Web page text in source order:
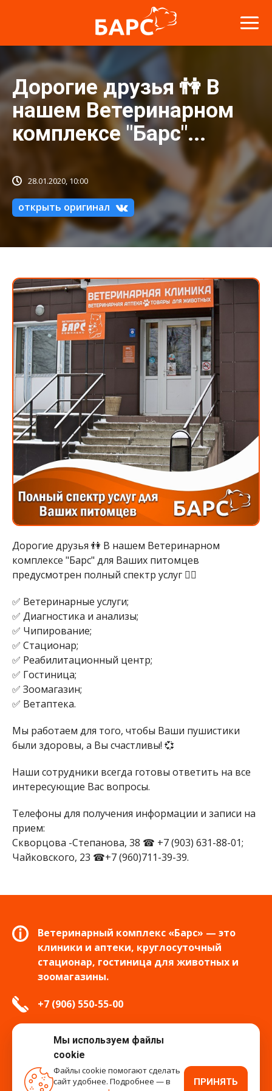
Дорогие друзья 👫 В
нашем Ветеринарном
комплексе "Барс"...
28.01.2020, 10:00
открыть оригинал
Дорогие друзья 👫 В нашем Ветеринарном
комплексе "Барс" для Ваших питомцев
предусмотрен полный спектр услуг 👍🏻
✅ Ветеринарные услуги;
✅ Диагностика и анализы;
✅ Чипирование;
✅ Стационар;
✅ Реабилитационный центр;
✅ Гостиница;
✅ Зоомагазин;
✅ Ветаптека.
Мы работаем для того, чтобы Ваши пушистики
были здоровы, а Вы счастливы! 💞
Наши сотрудники всегда готовы ответить на все
интересующие Вас вопросы.
Телефоны для получения информации и записи на
прием:
Скворцова -Степанова, 38 ☎ +7 (903) 631-88-01;
Чайковского, 23 ☎+7 (960)711-39-39.
Ветеринарный комплекс «Барс» — это
клиники и аптеки, круглосуточный
стационар, гостиница для животных и
зоомагазины.
+7 (906) 550-55-00
info.tver@bars-vet.ru
время работы
Мы используем файлы
cookie
Файлы cookie помогают сделать
сайт удобнее. Подробнее — в
ПРИНЯТЬ